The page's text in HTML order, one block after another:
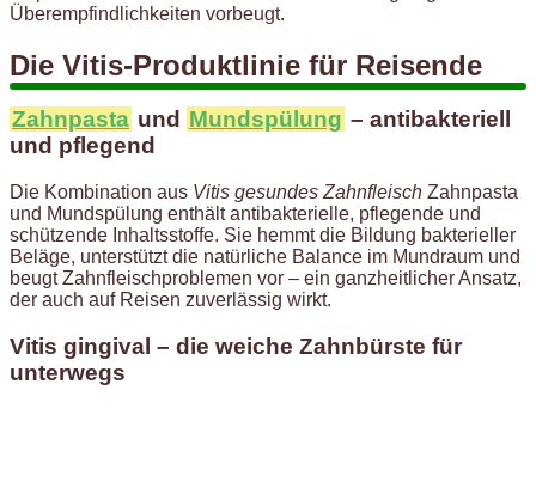
Überempfindlichkeiten vorbeugt.
Die Vitis-Produktlinie für Reisende
Zahnpasta und Mundspülung – antibakteriell
und pflegend
Die Kombination aus Vitis gesundes Zahnfleisch Zahnpasta
und Mundspülung enthält antibakterielle, pflegende und
schützende Inhaltsstoffe. Sie hemmt die Bildung bakterieller
Beläge, unterstützt die natürliche Balance im Mundraum und
beugt Zahnfleischproblemen vor – ein ganzheitlicher Ansatz,
der auch auf Reisen zuverlässig wirkt.
Vitis gingival – die weiche Zahnbürste für
unterwegs